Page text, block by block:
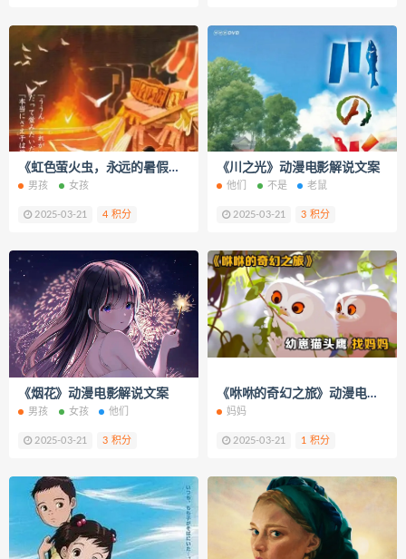
《虹色萤火虫，永远的暑假》动漫电影解说文案
男孩 女孩
2025-03-21 4 积分
《川之光》动漫电影解说文案
他们 不是 老鼠
2025-03-21 3 积分
《烟花》动漫电影解说文案
男孩 女孩 他们
2025-03-21 3 积分
《咻咻的奇幻之旅》动漫电影解说文案
妈妈
2025-03-21 1 积分